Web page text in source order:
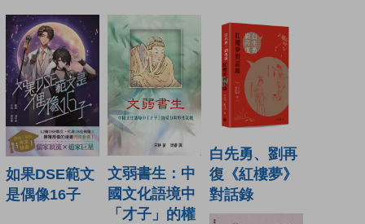
如果DSE範文
是偶像16子
文弱書生：中
國文化語境中
「才子」的權
白先勇、劉再
復《紅樓夢》
對話錄